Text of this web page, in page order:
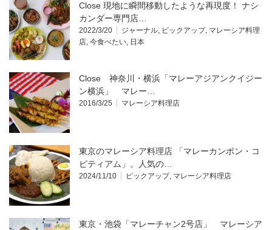
Close 現地に瞬間移動したような再現度！ ナシ
カンダー専門店…
2022/3/20 ジャーナル, ピックアップ, マレーシア料理
店, 今食べたい, 日本
Close 神奈川・横浜「マレーアジアンクイジー
ン横浜」 マレー…
2016/3/25 マレーシア料理店
東京のマレーシア料理店 「マレーカンポン・コ
ピティアム」。人気の…
2024/11/10 ピックアップ, マレーシア料理店
東京・池袋「マレーチャン2号店」 マレーシア